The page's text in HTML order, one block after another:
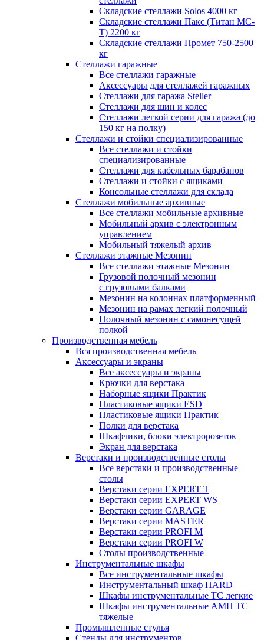
Складские стеллажи Solos 4000 кг
Складские стеллажи Пакс (Титан МС-
Т) 2200 кг
Складские стеллажи Промет 750-2500
кг
Стеллажи гаражные
Все стеллажи гаражные
Аксессуары для стеллажей гаражных
Стеллажи для гаража Steller
Стеллажи для шин и колес
Стеллажи легкой серии для гаража (до
150 кг на полку)
Стеллажи и стойки специализированные
Все стеллажи и стойки
специализированные
Стеллажи для кабельных барабанов
Стеллажи и стойки с ящиками
Консольные стеллажи для склада
Стеллажи мобильные архивные
Все стеллажи мобильные архивные
Мобильный архив с электронным
управлением
Мобильный тяжелый архив
Стеллажи этажные Мезонин
Все стеллажи этажные Мезонин
Грузовой полочный мезонин
с грузовыми балками
Мезонин на колоннах платформенный
Мезонин на рамах легкий полочный
Полочный мезонин с самонесущей
полкой
Производственная мебель
Вся производственная мебель
Аксессуары и экраны
Все аксессуары и экраны
Крючки для верстака
Наборные ящики Практик
Пластиковые ящики ESD
Пластиковые ящики Практик
Полки для верстака
Шкафчики, блоки электророзеток
Экран для верстака
Верстаки и производственные столы
Все верстаки и производственные
столы
Верстаки серии EXPERT T
Верстаки серии EXPERT WS
Верстаки серии GARAGE
Верстаки серии MASTER
Верстаки серии PROFI M
Верстаки серии PROFI W
Столы производственные
Инструментальные шкафы
Все инструментальные шкафы
Инструментальный шкаф HARD
Шкафы инструментальные ТС легкие
Шкафы инструментальные AMH TC
тяжелые
Промышленные стулья
Стенды для инструментов